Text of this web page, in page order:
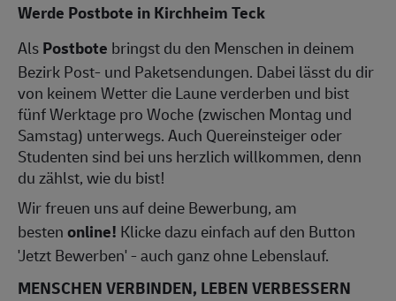
Werde Postbote in Kirchheim Teck
AlsPostbote bringst du den Menschen in deinem
Bezirk Post- und Paketsendungen. Dabei lässt du dir
von keinem Wetter die Laune verderben und bist
fünf Werktage pro Woche (zwischen Montag und
Samstag) unterwegs. Auch Quereinsteiger oder
Studenten sind bei uns herzlich willkommen, denn
du zählst, wie du bist!
Wir freuen uns auf deine Bewerbung, am
bestenonline! Klicke dazu einfach auf den Button
'Jetzt Bewerben' - auch ganz ohne Lebenslauf.
MENSCHEN VERBINDEN, LEBEN VERBESSERN